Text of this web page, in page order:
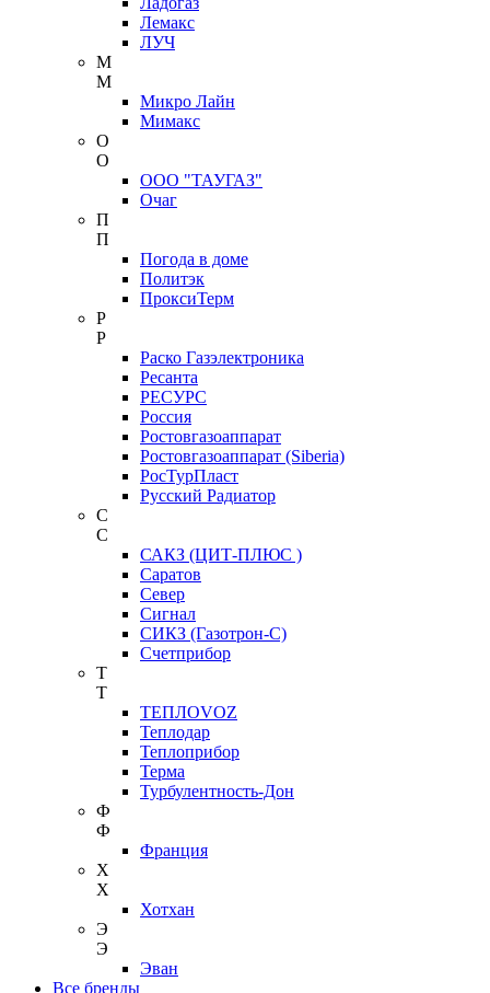
Лемакс
ЛУЧ
М
М
Микро Лайн
Мимакс
О
О
ООО "ТАУГАЗ"
Очаг
П
П
Погода в доме
Политэк
ПроксиТерм
Р
Р
Раско Газэлектроника
Ресанта
РЕСУРС
Россия
Ростовгазоаппарат
Ростовгазоаппарат (Siberia)
РосТурПласт
Русский Радиатор
С
С
САКЗ (ЦИТ-ПЛЮС )
Саратов
Север
Сигнал
СИКЗ (Газотрон-С)
Счетприбор
Т
Т
ТЕПЛОVOZ
Теплодар
Теплоприбор
Терма
Турбулентность-Дон
Ф
Ф
Франция
Х
Х
Хотхан
Э
Э
Эван
Все бренды